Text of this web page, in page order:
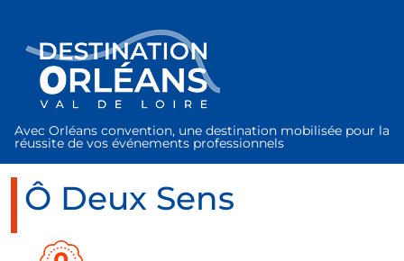
Avec Orléans convention, une destination mobilisée pour la
réussite de vos événements professionnels
Ô Deux Sens